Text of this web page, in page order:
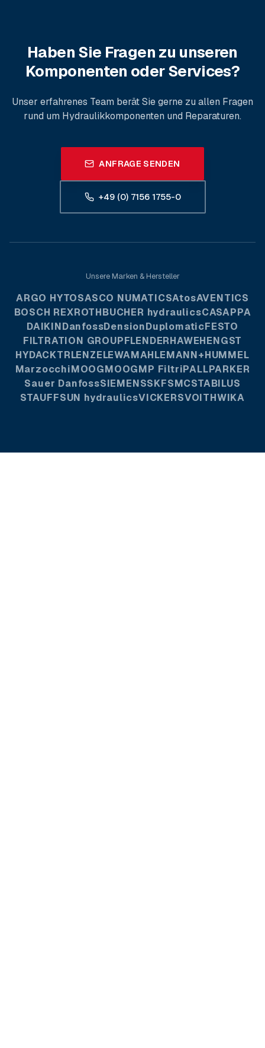
Haben Sie Fragen zu unseren
Komponenten oder Services?
Unser erfahrenes Team berät Sie gerne zu allen Fragen
rund um Hydraulikkomponenten und Reparaturen.
ANFRAGE SENDEN
+49 (0) 7156 1755-0
Unsere Marken & Hersteller
ARGO HYTOSASCO NUMATICSAtosAVENTICS
BOSCH REXROTHBUCHER hydraulicsCASAPPA
DAIKINDanfossDensionDuplomaticFESTO
FILTRATION GROUPFLENDERHAWEHENGST
HYDACKTRLENZELEWAMAHLEMANN+HUMMEL
MarzocchiMOOGMOOGMP FiltriPALLPARKER
Sauer DanfossSIEMENSSKFSMCSTABILUS
STAUFFSUN hydraulicsVICKERSVOITHWIKA